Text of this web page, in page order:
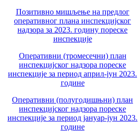
Позитивно мишљење на предлог
оперативног плана инспекцијског
надзора за 2023. годину пореске
инспекције
Оперативни (тромесечни) план
инспекцијског надзора пореске
инспекције за период април-јун 2023.
године
Оперативни (полугодишњни) план
инспекцијског надзора пореске
инспекције за период јануар-јун 2023.
године